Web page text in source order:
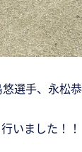
選手、永松
いました！！